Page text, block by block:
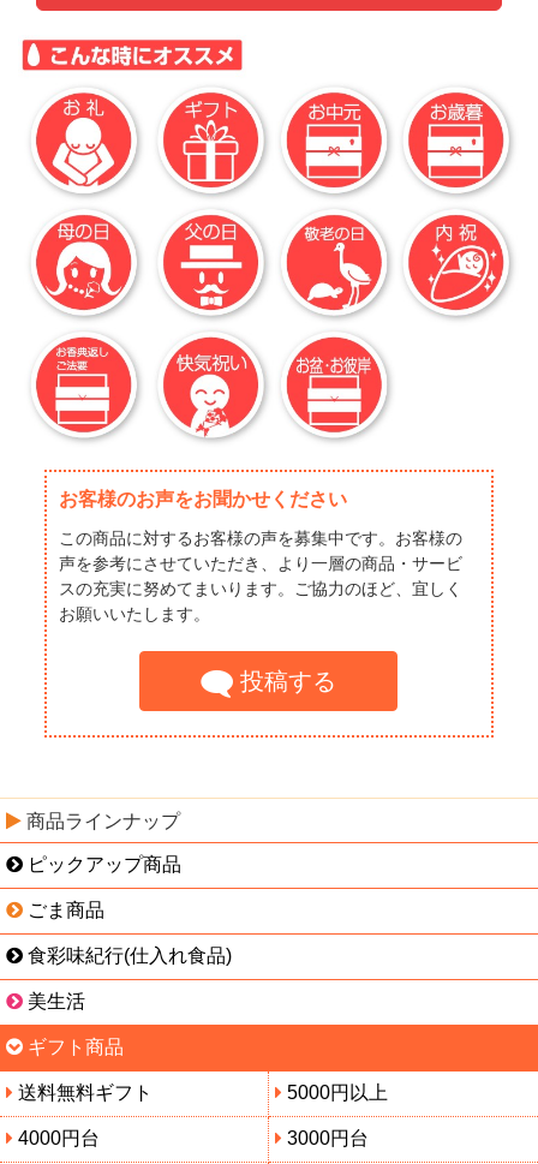
お客様のお声をお聞かせください
この商品に対するお客様の声を募集中です。お客様の
声を参考にさせていただき、より一層の商品・サービ
スの充実に努めてまいります。ご協力のほど、宜しく
お願いいたします。
投稿する
商品ラインナップ
ピックアップ商品
ごま商品
食彩味紀行(仕入れ食品)
美生活
ギフト商品
送料無料ギフト 5000円以上
4000円台 3000円台